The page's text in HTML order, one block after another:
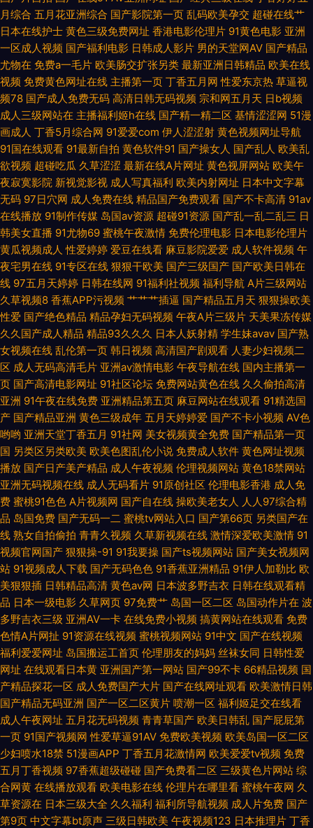
人自拍一区 国产在线 91桃色免费网站 久草网精品在线 伊人av在线 www五
月天cn 夜色18禁色色 婷婷五月天性爱色图 超碰日韩人人乐 亚洲AV电影影音
先锋 91最新超碰 欧美日本色噜噜 91传媒新数字化 成人午夜剧场久久 伊人网
管网 成人福利社区 日韩精品区一 91情爱网 国产资源福利91 亚洲第十一页无
码AV 99国产精品综合 欧美成人日韩精品 91超碰久草 韩国伦理五月花 影音
先锋AV日韩资源 www成人小视频 日韩成人资源在线不卡 91麻豆精品久久蜜
臀 精品国产自 亚洲av先锋网 导航福利黑料 色五月丁香麻豆 91视频视频 久
久午夜剧场 91国产精品传媒电影 国产精品久久海角 婷婷快播 91新片福利 久
久网一级 91九色黑人外教 男人天堂社区5月天 91福利论坛91 99成人 日韩精
品首页 中文字幕强奸 91成人福利导航 狠狠肏COM 亚洲热A朋友的妈妈 国产
亚洲日本欧美 伊人大香蕉影城 成人福利导航大全 熟妇人妻一二三区 俺去天
堂网 日韩天美七区12 91视频白虎 男女内射网站 91香蕉久久 欧美亚州性交
AT 91香蕉蜜桃 欧美浮力第四页 91人人草人人 九九香焦影院 91国产免费视
频 精品无码内射 影音先锋av资源一区 精品国产一二 91大神唐伯虎520 国产
日韩欧美成人 五月天av 东方va一区二区 日日热热99 99人人干 欧美在线看
91喷水合集 久久精产品 自啪91 丁香五月激情图片 色先锋av资源站 91午夜
好看得电影网 蜜桃麻豆AV在线 91导航国产 国产久久闺蜜 91学生妹叉叉 久
久一三一 91色色网 欧美女同 91巨乳黑丝美女 久久精品视频99 91视频网页
麻豆性爱网 91大神啪啪视频 国产区第二页 中文字幕日韩精品人妻
月综合 五月花亚洲综合 国产影院第一页 乱码欧美孕交 超碰在线艹
日本在线护士 黄色三级免费网址 香港电影伦理片 91黄色电影 亚洲
一区成人视频 国产福利电影 日韩成人影片 男的天堂网AV 国产精品
尤物在 免费a一毛片 欧美肠交扩张另类 最新亚洲日韩精品 欧美在线
视频 免费黄色网址在线 主播第一页 丁香五月网 性爱东京热 草逼视
频78 国产成人免费无码 高清日韩无码视频 宗和网五月天 日b视频
成人三级网站在 主播福利姬h在线 国产精一精二区 基情涩涩网 51漫
画成人 丁香5月综合网 91爱爱com 伊人涩涩射 黄色视频网址导航
91国在线观看 91最新自拍 黄色软件91 国产操女人 国产乱人 欧美乱
欲视频 超碰吃瓜 久草涩涩 最新在线A片网址 黄色视屏网站 欧美午
夜寂寞影院 新视觉影视 成人写真福利 欧美内射网址 日本中文字幕
无码 97日穴网 成人免费在线 精品国产免费观看 国产不卡高清 91av
在线播放 91制作传媒 岛国av资源 超碰91资源 国产乱一乱二乱三 日
韩美女直播 91尤物69 蜜桃午夜激情 免费伦理电影 日本电影伦理片
黄瓜视频成人 性爱婷婷 爱豆在线看 麻豆影院爱爱 成人软件视频 午
夜宅男在线 91专区在线 狠狠干欧美 国产三级国产 国产欧美日韩在
线 97五月天婷婷 日韩在线网 91福利社视频 福利导航 A片三级网站
久草视频8 香蕉APP污视频 艹艹艹插逼 国产精品五月天 狠狠操欧美
性爱 国产绝色精品 精品孕妇无码视频 午夜A片三级片 天美果冻传媒
久久国产成人精品 精品93久久久 日本人妖射精 学生妹avav 国产熟
女视频在线 乱伦第一页 韩日视频 高清国产剧观看 人妻少妇视频二
区 成人无码高清毛片 亚洲av激情电影 午夜导航在线 国内主播第一
页 国产高清电影网址 91社区论坛 免费网站黄色在线 久久偷拍高清
亚洲 91午夜在线免费 亚洲精品第五页 麻豆网站在线观看 91精选国
产 国产精品亚洲 黄色三级成年 五月天婷婷爱 国产不卡小视频 AV色
哟哟 亚洲天堂丁香五月 91社网 美女视频黄全免费 国产精品第一页
国 另类区另类欧美 欧美色图乱伦小说 免费成人软件 黄色网址视频
播放 国产日产美产精品 成人午夜视频 伦理视频网站 黄色18禁网站
亚洲无码视频在线 成人无码看片 91原创社区 伦理电影香港 成人免
费 蜜桃91色色 A片视频网 国产自在线 操欧美老女人 人人97综合精
品 岛国免费 国产无码一二 蜜桃tv网站入口 国产第66页 另类国产在
线 熟女自拍偷拍 青青久视频 久草新视频在线 激情深爱欧美激情 91
视频官网国产 狠狠操-91 91我要操 国产ts视频网站 国产美女视频网
站 91视频成人下载 国产无码色色 91香蕉亚洲精品 91伊人加勒比 欧
美狠狠插 日韩精品高清 黄色av网 日本波多野吉衣 日韩在线观看精
品 日本一级电影 久草网页 97免费艹 岛国一区二区 岛国动作片在 波
多野吉衣三级 亚洲AV一卡 在线免费小视频 搞黄网站在线观看 免费
色情A片网扯 91资源在线视频 蜜桃视频网站 91中文 国产在线视频
福利爱爱网址 岛国搬运工首页 伦理朋友的妈妈 丝袜女同 日韩性爱
网址 在线观看日本黄 亚洲国产第一网站 国产99不卡 66精品视频 国
产精品探花一区 成人免费国产大片 国产在线网址观看 欧美激情日韩
国产精品无码亚洲 国产一区二区黄片 喷潮一区 福利姬足交在线看
成人午夜网址 五月花无码视频 青青草国产 欧美日韩乱 国产屁屁第
一页 91国产视频网 性爱草逼91AV 免费欧美视频 欧美岛国一区二区
少妇喷水18禁 51漫画APP 丁香五月花激情网 欧美爱爱tv视频 免费
五月丁香视频 97香蕉超级碰碰 国产免费看二区 三级黄色片网站 综
合网黄 在线播放观看 欧美电影在线 伦理片在哪里看 蜜桃午夜网 久
草资源在 日本三级大全 久久福利 福利所导航视频 成人片免费 国产
第9页 中文字幕bt原声 三级日韩欧美 午夜视频123 日本推理片 丁香